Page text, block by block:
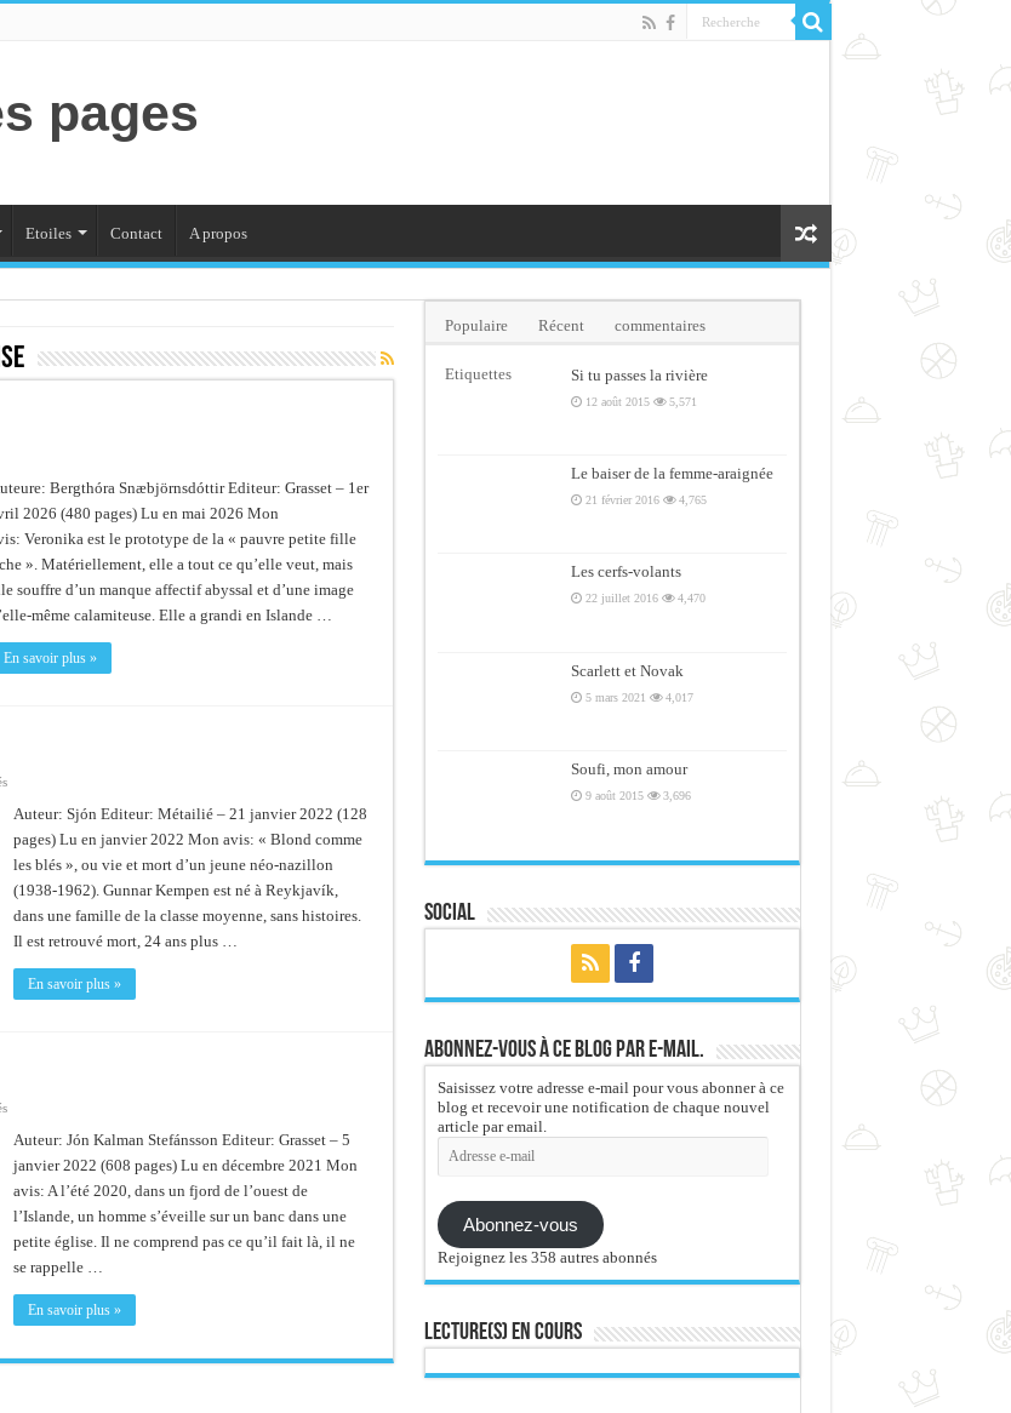
pages
Etoiles Contact A propos
Bergthóra Snæbjörnsdóttir Editeur: Grasset – 1er
2026 (480 pages) Lu en mai 2026 Mon
Veronika est le prototype de la « pauvre petite fille
». Matériellement, elle a tout ce qu’elle veut, mais
souffre d’un manque affectif abyssal et d’une image
même calamiteuse. Elle a grandi en Islande …
En savoir plus »
sur
comme
les
blés
Auteur: Sjón Editeur: Métailié – 21 janvier 2022 (128
pages) Lu en janvier 2022 Mon avis: « Blond comme
les blés », ou vie et mort d’un jeune néo-nazillon
(1938-1962). Gunnar Kempen est né à Reykjavík,
dans une famille de la classe moyenne, sans histoires.
Il est retrouvé mort, 24 ans plus …
En savoir plus »
sur
absence
n’est
que
ténèbres
Auteur: Jón Kalman Stefánsson Editeur: Grasset – 5
janvier 2022 (608 pages) Lu en décembre 2021 Mon
avis: A l’été 2020, dans un fjord de l’ouest de
l’Islande, un homme s’éveille sur un banc dans une
petite église. Il ne comprend pas ce qu’il fait là, il ne
se rappelle …
En savoir plus »
Populaire Récent commentaires
Etiquettes Si tu passes la rivière
12 août 2015 5,571
Le baiser de la femme-araignée
21 février 2016 4,765
Les cerfs-volants
22 juillet 2016 4,470
Scarlett et Novak
5 mars 2021 4,017
Soufi, mon amour
9 août 2015 3,696
Social
Abonnez-vous à ce blog par e-mail.
Saisissez votre adresse e-mail pour vous abonner à ce
blog et recevoir une notification de chaque nouvel
article par email.
Adresse
Abonnez-vous
Rejoignez les 358 autres abonnés
Lecture(s) en cours